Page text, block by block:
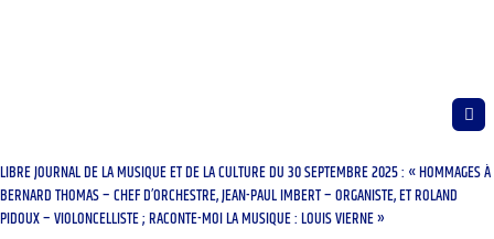
LIBRE JOURNAL DE LA MUSIQUE ET DE LA CULTURE DU 30 SEPTEMBRE 2025 : « HOMMAGES À
BERNARD THOMAS – CHEF D’ORCHESTRE, JEAN-PAUL IMBERT – ORGANISTE, ET ROLAND
PIDOUX – VIOLONCELLISTE ; RACONTE-MOI LA MUSIQUE : LOUIS VIERNE »